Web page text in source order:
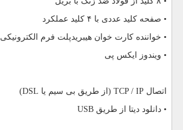
• صفحه کلید عددی با ۴ کلید عملکرد
• خواننده کارت خوان هیبریدپلت فرم الکترونیکی
• ویندوز ایکس پی
اتصال TCP / IP (از طریق بی سیم یا DSL
)
• دانلود دیتا از طریق USB